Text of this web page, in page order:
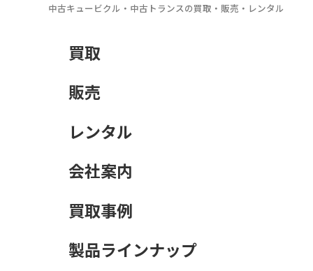
中古キュービクル・中古トランスの買取・販売・レンタル
買取
販売
レンタル
会社案内
買取事例
製品ラインナップ